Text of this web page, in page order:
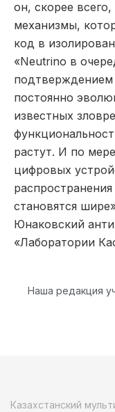
он, скорее
механизмы,
код в
«Neutrino в
подтверждением
постоянно
известных
растут. И по
цифровых
становятся
Юнаковский
«Лаборатории
Наша редакция
Казахстанский